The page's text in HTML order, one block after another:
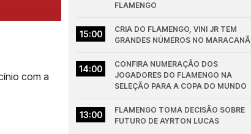
com a
FLAMENGO
15:00
CRIA DO FLAMENGO, VINI JR TEM
GRANDES NÚMEROS NO MARACANÃ
14:00
CONFIRA NUMERAÇÃO DOS
JOGADORES DO FLAMENGO NA
SELEÇÃO PARA A COPA DO MUNDO
13:00
FLAMENGO TOMA DECISÃO SOBRE
FUTURO DE AYRTON LUCAS